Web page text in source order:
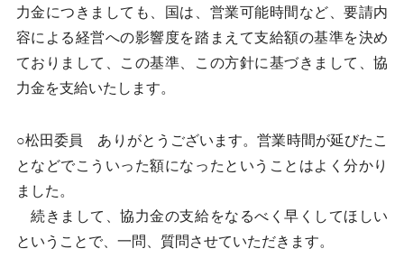
力金につきましても、国は、営業可能時間など、要請内
容による経営への影響度を踏まえて支給額の基準を決め
ておりまして、この基準、この方針に基づきまして、協
力金を支給いたします。
○松田委員 ありがとうございます。営業時間が延びたこ
となどでこういった額になったということはよく分かり
ました。
続きまして、協力金の支給をなるべく早くしてほしい
ということで、一問、質問させていただきます。